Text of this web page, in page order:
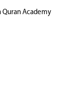
Quran Academy